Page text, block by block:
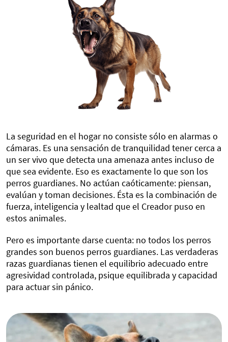
La seguridad en el hogar no consiste sólo en alarmas o
cámaras. Es una sensación de tranquilidad tener cerca a
un ser vivo que detecta una amenaza antes incluso de
que sea evidente. Eso es exactamente lo que son los
perros guardianes. No actúan caóticamente: piensan,
evalúan y toman decisiones. Ésta es la combinación de
fuerza, inteligencia y lealtad que el Creador puso en
estos animales.
Pero es importante darse cuenta: no todos los perros
grandes son buenos perros guardianes. Las verdaderas
razas guardianas tienen el equilibrio adecuado entre
agresividad controlada, psique equilibrada y capacidad
para actuar sin pánico.